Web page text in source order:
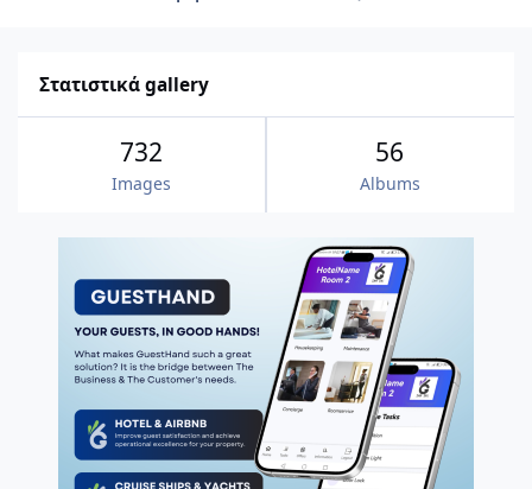
Στατιστικά gallery
Images
732
Albums
56